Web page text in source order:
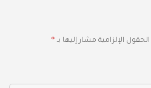
الحقول الإلزامية مشار إليها بـ *